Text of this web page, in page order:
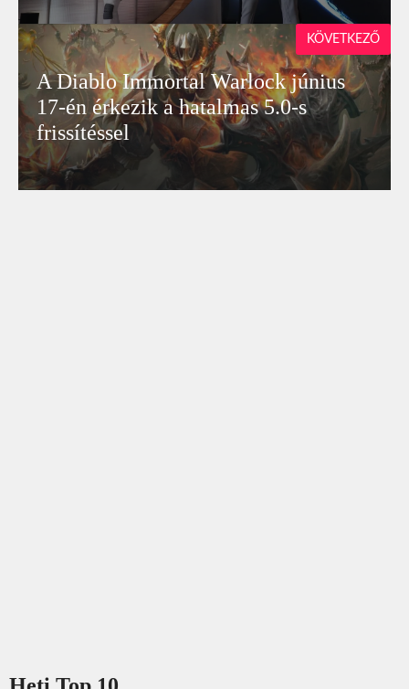
A Diablo Immortal Warlock június
17-én érkezik a hatalmas 5.0-s
frissítéssel
KÖVETKEZŐ